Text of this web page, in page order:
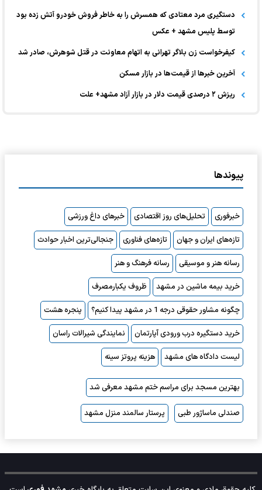
دستگیری مرد معتادی که همسرش را به خاطر فروش خودرو آتش زده بود
توسط پلیس مشهد + عکس
کیفرخواست زن بلاگر تهرانی به اتهام معاونت در قتل شوهرش، صادر شد
آخرین خبر‌ها از قیمت‌ها در بازار مسکن
ریزش ۲ درصدی قیمت دلار در بازار آزاد مشهد+ علت
پیوندها
خبرفوری تحلیل‌های روز اقتصادی
خبرهای داغ ورزشی
تازه‌های ایران و جهان
تازه‌های فناوری
جنجالی‌ترین اخبار حوادث
رسانه هنر و موسیقی
رسانه فرهنگ و هنر
خرید بیمه ماشین در مشهد
ظروف یکبارمصرف
چگونه مشاور حقوقی درجه 1 در مشهد پیدا کنیم؟
پنجره هشت
خرید دستگیره درب ورودی آپارتمان
نمایندگی شیرالات راسان
لیست دادگاه های مشهد
هزینه پروتز سینه
بهترین مسجد برای مراسم ختم مشهد معرفی شد
صندلی ماساژور طبی پرستار سالمند منزل مشهد